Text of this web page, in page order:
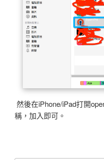
然後在iPhone/iPad打開
稱，加入即可。